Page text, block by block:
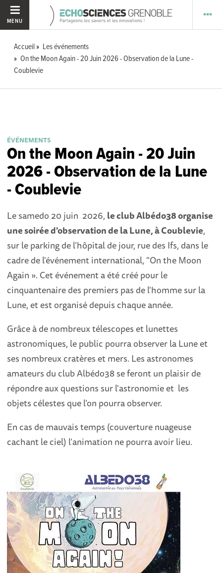
MENU
Accueil
Les événements
On the Moon Again - 20 Juin 2026 - Observation de la Lune -
Coublevie
ÉVÉNEMENTS
On the Moon Again - 20 Juin
2026 - Observation de la Lune
- Coublevie
Le samedo 20 juin 2026, le club Albédo38 organise
une soirée d'observation de la Lune, à Coublevie,
sur le parking de l’hôpital de jour, rue des Ifs, dans le
cadre de l'événement international, "On the Moon
Again ». Cet événement a été créé pour le
cinquantenaire des premiers pas de l'homme sur la
Lune, et est organisé depuis chaque année.
Grâce à de nombreux télescopes et lunettes
astronomiques, le public pourra observer la Lune et
ses nombreux cratères et mers. Les astronomes
amateurs du club Albédo38 se feront un plaisir de
répondre aux questions sur l'astronomie et les
objets célestes que l’on pourra observer.
En cas de mauvais temps (couverture nuageuse
cachant le ciel) l’animation ne pourra avoir lieu.